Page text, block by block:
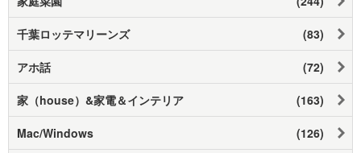
千葉ロッテマリーンズ (83)
アホ話 (72)
家（house）&家電＆インテリア (163)
Mac/Windows (126)